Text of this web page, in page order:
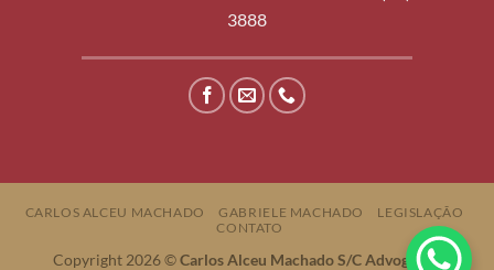
3888
CARLOS ALCEU MACHADO GABRIELE MACHADO
LEGISLAÇÃO
CONTATO
Copyright 2026 ©Carlos Alceu Machado S/C Advogados